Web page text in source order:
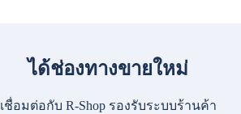
ได้ช่องทางขายใหม่
เชื่อมต่อกับ R-Shop รองรับระบบร้านค้า